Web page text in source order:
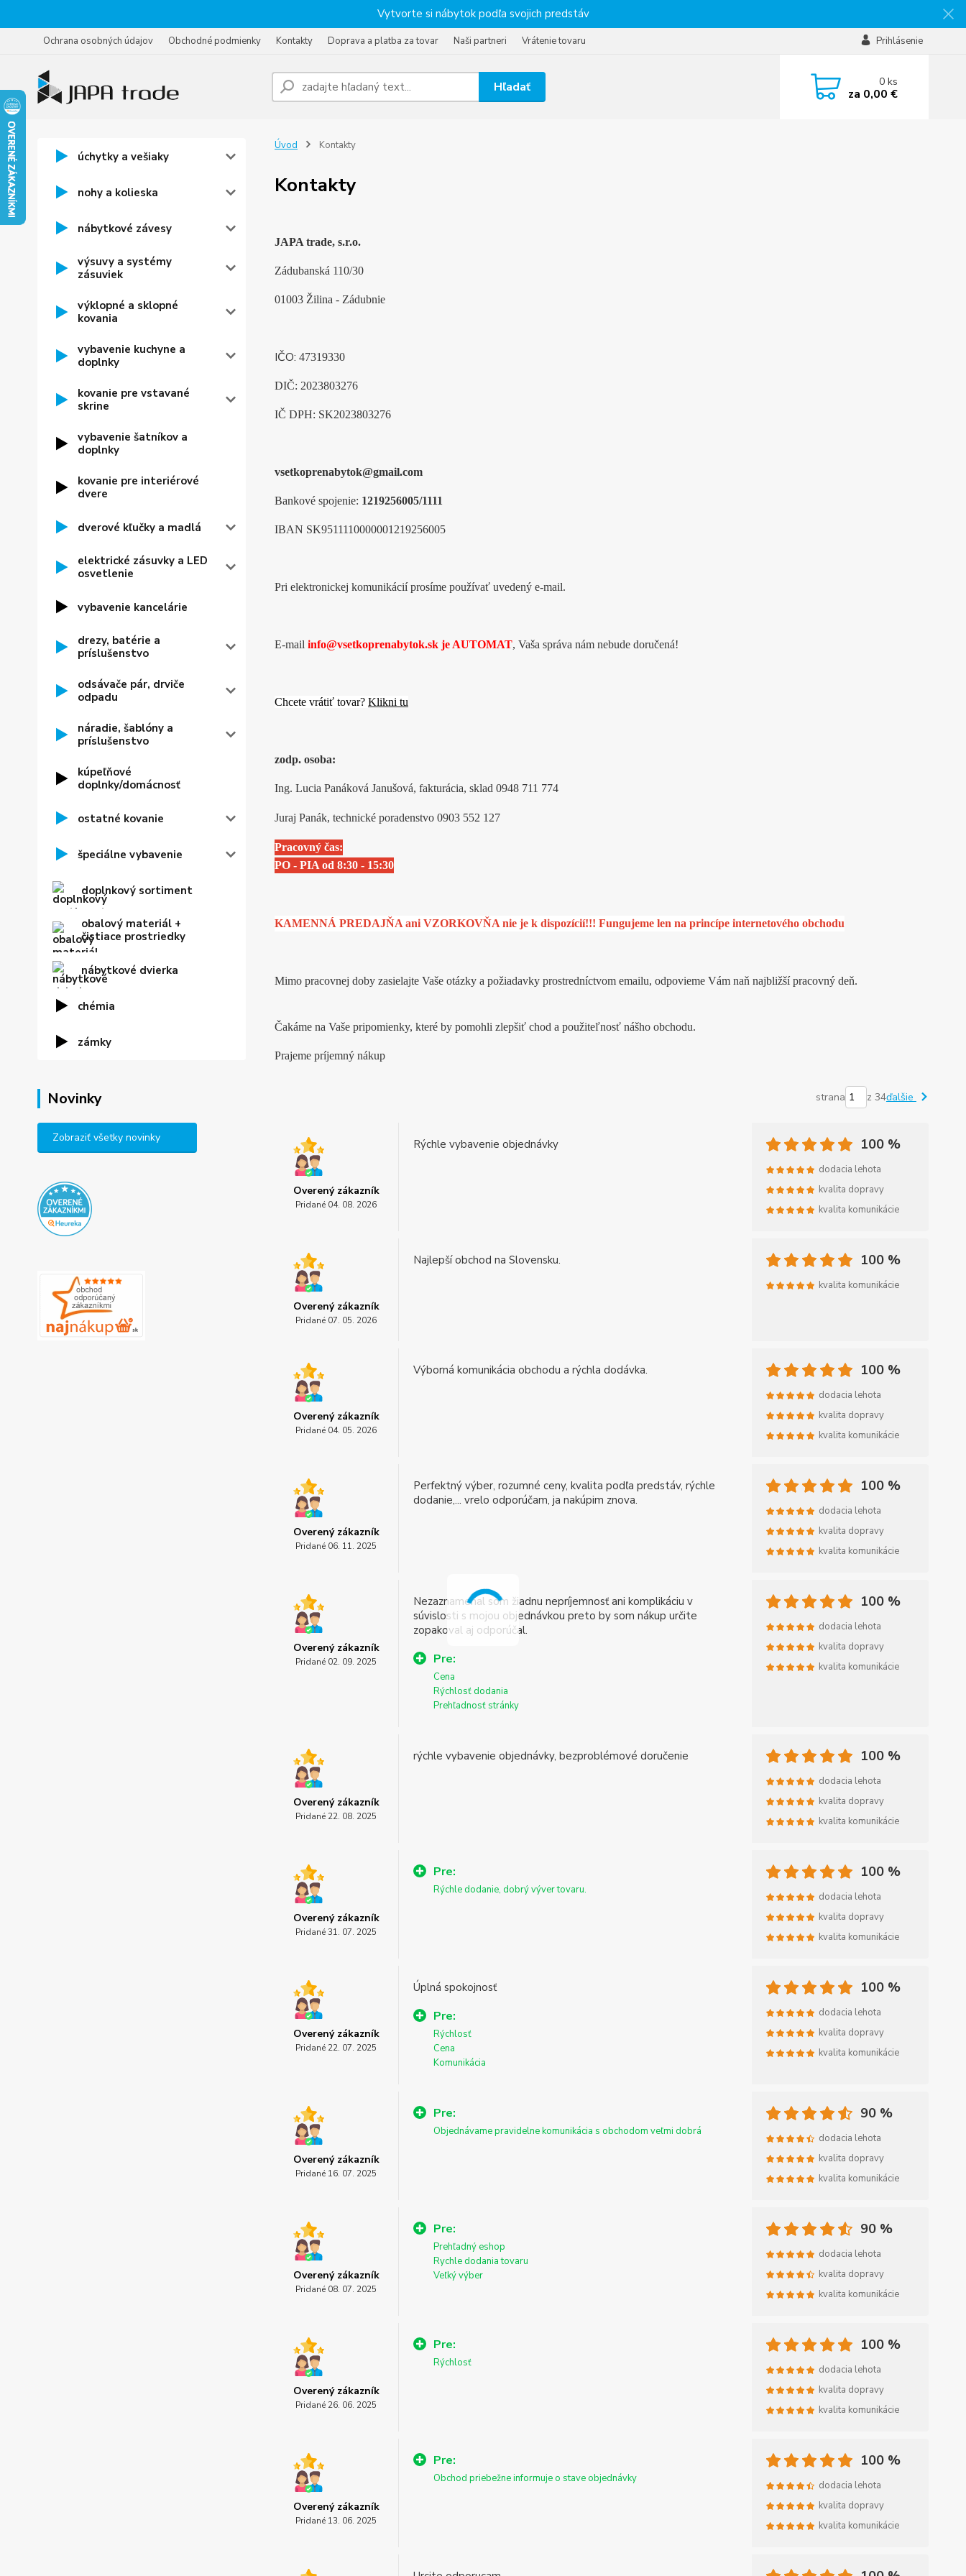
Vytvorte si nábytok podľa svojich predstáv
Ochrana osobných údajov Obchodné podmienky Kontakty Doprava a platba za tovar Naši partneri Vrátenie tovaru Prihlásenie
Hľadať 0ks
za 0,00 €
úchytky a vešiaky
nohy a kolieska
nábytkové závesy
výsuvy a systémy
zásuviek
výklopné a sklopné
kovania
vybavenie kuchyne a
doplnky
kovanie pre vstavané
skrine
vybavenie šatníkov a
doplnky
kovanie pre interiérové
dvere
dverové kľučky a madlá
elektrické zásuvky a LED
osvetlenie
vybavenie kancelárie
drezy, batérie a
príslušenstvo
odsávače pár, drviče
odpadu
náradie, šablóny a
príslušenstvo
kúpeľňové
doplnky/domácnosť
ostatné kovanie
špeciálne vybavenie
doplnkový sortiment
obalový materiál +
čistiace prostriedky
nábytkové dvierka
chémia
zámky
Novinky
Zobraziť všetky novinky
Úvod Kontakty
Kontakty
JAPA trade, s.r.o.
Zádubanská 110/30
01003 Žilina - Zádubnie
IČO: 47319330
DIČ: 2023803276
IČ DPH: SK2023803276
vsetkoprenabytok@gmail.com
Bankové spojenie: 1219256005/1111
IBAN SK9511110000001219256005
Pri elektronickej komunikácií prosíme používať uvedený e-mail.
E-mail info@vsetkoprenabytok.sk je AUTOMAT, Vaša správa nám nebude doručená!
Chcete vrátiť tovar? Klikni tu
zodp. osoba:
Ing. Lucia Panáková Janušová, fakturácia, sklad 0948 711 774
Juraj Panák, technické poradenstvo 0903 552 127
Pracovný čas:
PO - PIA od 8:30 - 15:30
KAMENNÁ PREDAJŇA ani VZORKOVŇA nie je k dispozícií!!! Fungujeme len na princípe internetového obchodu
Mimo pracovnej doby zasielajte Vaše otázky a požiadavky prostredníctvom emailu, odpovieme Vám naň najbližší pracovný deň.
Čakáme na Vaše pripomienky, které by pomohli zlepšiť chod a použiteľnosť nášho obchodu.
Prajeme príjemný nákup
strana z 34ďalšie
Overený zákazník
Pridané 04. 08. 2026
Rýchle vybavenie objednávky 100 %
dodacia lehota
kvalita dopravy
kvalita komunikácie
Overený zákazník
Pridané 07. 05. 2026
Najlepší obchod na Slovensku. 100 %
kvalita komunikácie
Overený zákazník
Pridané 04. 05. 2026
Výborná komunikácia obchodu a rýchla dodávka. 100 %
dodacia lehota
kvalita dopravy
kvalita komunikácie
Overený zákazník
Pridané 06. 11. 2025
Perfektný výber, rozumné ceny, kvalita podľa predstáv, rýchle
dodanie,... vrelo odporúčam, ja nakúpim znova.
100 %
dodacia lehota
kvalita dopravy
kvalita komunikácie
Overený zákazník
Pridané 02. 09. 2025
Nezaznamenal som žiadnu nepríjemnosť ani komplikáciu v
súvislosti s mojou objednávkou preto by som nákup určite
zopakoval aj odporúčal.
Pre:
Cena
Rýchlosť dodania
Prehľadnosť stránky
100 %
dodacia lehota
kvalita dopravy
kvalita komunikácie
Overený zákazník
Pridané 22. 08. 2025
rýchle vybavenie objednávky, bezproblémové doručenie 100 %
dodacia lehota
kvalita dopravy
kvalita komunikácie
Overený zákazník
Pridané 31. 07. 2025
Pre:
Rýchle dodanie, dobrý výver tovaru.
100 %
dodacia lehota
kvalita dopravy
kvalita komunikácie
Overený zákazník
Pridané 22. 07. 2025
Úplná spokojnosť
Pre:
Rýchlosť
Cena
Komunikácia
100 %
dodacia lehota
kvalita dopravy
kvalita komunikácie
Overený zákazník
Pridané 16. 07. 2025
Pre:
Objednávame pravidelne komunikácia s obchodom veľmi dobrá
90 %
dodacia lehota
kvalita dopravy
kvalita komunikácie
Overený zákazník
Pridané 08. 07. 2025
Pre:
Prehľadný eshop
Rychle dodania tovaru
Veľký výber
90 %
dodacia lehota
kvalita dopravy
kvalita komunikácie
Overený zákazník
Pridané 26. 06. 2025
Pre:
Rýchlosť
100 %
dodacia lehota
kvalita dopravy
kvalita komunikácie
Overený zákazník
Pridané 13. 06. 2025
Pre:
Obchod priebežne informuje o stave objednávky
100 %
dodacia lehota
kvalita dopravy
kvalita komunikácie